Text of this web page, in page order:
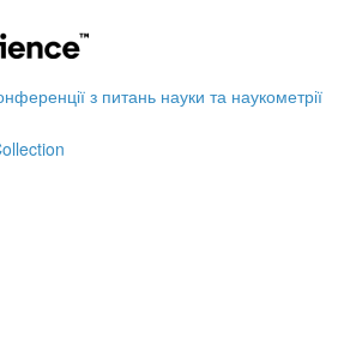
з питань науки та наукометрії